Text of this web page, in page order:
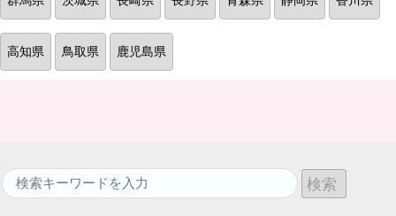
高知県 鳥取県 鹿児島県